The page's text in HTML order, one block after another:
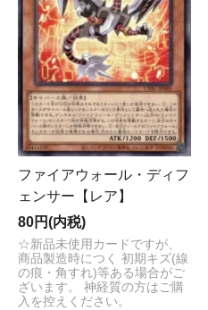
ファイアウォール・ディフ
ェンサー【レア】
80円(内税)
☆新品未使用カードですが、
商品製造時につく 初期キズ(線
の痕・角すれ)等ある場合がご
ざいます。 神経質の方はご購
入を控えください。